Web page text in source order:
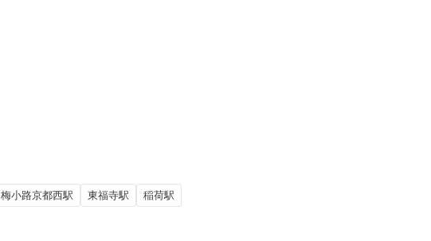
梅小路京都西駅 東福寺駅 稲荷駅